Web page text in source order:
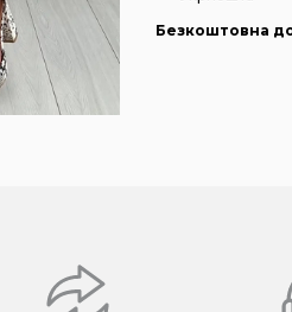
Безкоштовна